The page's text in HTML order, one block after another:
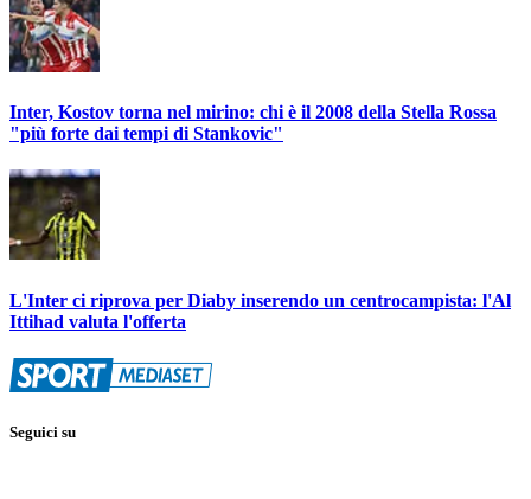
Inter, Kostov torna nel mirino: chi è il 2008 della Stella Rossa
"più forte dai tempi di Stankovic"
L'Inter ci riprova per Diaby inserendo un centrocampista: l'Al
Ittihad valuta l'offerta
Seguici su